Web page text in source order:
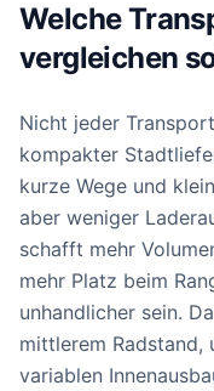
Welche
vergleichen
Nicht jeder
kompakter
kurze Wege und
aber weniger
schafft mehr
mehr Platz beim
unhandlicher sein.
mittlerem Radstand,
variablen